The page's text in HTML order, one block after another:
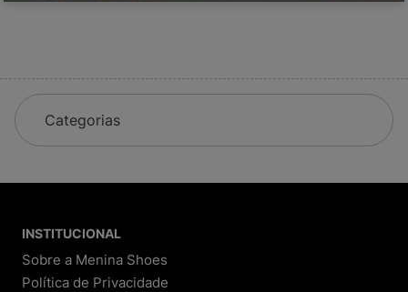
Categorias
INSTITUCIONAL
Sobre a Menina Shoes
Política de Privacidade